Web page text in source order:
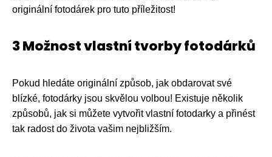
originální fotodárek pro tuto příležitost!
3 Možnost vlastní tvorby fotodárků
Pokud hledáte originální způsob, jak obdarovat své
blízké, fotodárky jsou skvělou volbou! Existuje několik
způsobů, jak si můžete vytvořit vlastní fotodarky a přinést
tak radost do života vašim nejbližším.